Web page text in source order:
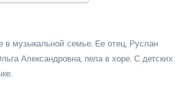
в музыкальной семье. Ее отец, Руслан
Александровна, пела в хоре. С детских